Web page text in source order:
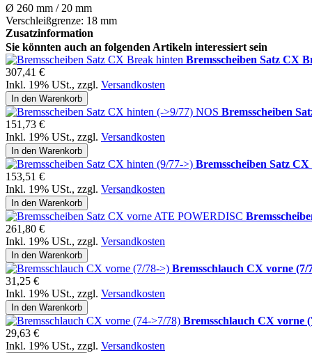
Ø 260 mm / 20 mm
Verschleißgrenze: 18 mm
Zusatzinformation
Sie könnten auch an folgenden Artikeln interessiert sein
Bremsscheiben Satz CX
307,41 €
Inkl. 19% USt., zzgl. Versandkosten
In den Warenkorb
Bremsscheiben
151,73 €
Inkl. 19% USt., zzgl. Versandkosten
In den Warenkorb
Bremsscheiben Satz
153,51 €
Inkl. 19% USt., zzgl. Versandkosten
In den Warenkorb
261,80 €
Inkl. 19% USt., zzgl. Versandkosten
In den Warenkorb
Bremsschlauch CX vorne (7/
31,25 €
Inkl. 19% USt., zzgl. Versandkosten
In den Warenkorb
Bremsschlauch CX vorne
29,63 €
Inkl. 19% USt., zzgl. Versandkosten